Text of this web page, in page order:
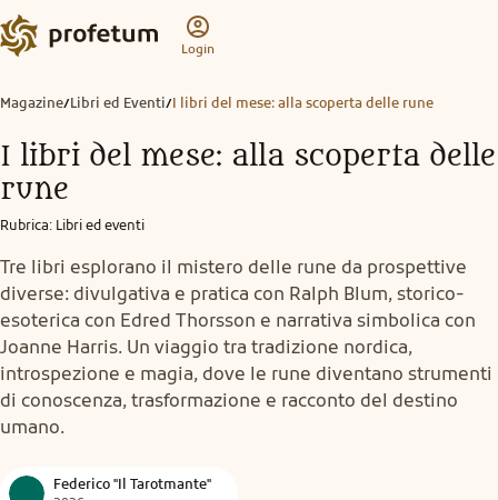
Login
Magazine/Libri ed Eventi/I libri del mese: alla scoperta delle rune
I libri del mese: alla scoperta delle
rune
Rubrica: Libri ed eventi
Tre libri esplorano il mistero delle rune da prospettive
diverse: divulgativa e pratica con Ralph Blum, storico-
esoterica con Edred Thorsson e narrativa simbolica con
Joanne Harris. Un viaggio tra tradizione nordica,
introspezione e magia, dove le rune diventano strumenti
di conoscenza, trasformazione e racconto del destino
umano.
Federico "Il Tarotmante"